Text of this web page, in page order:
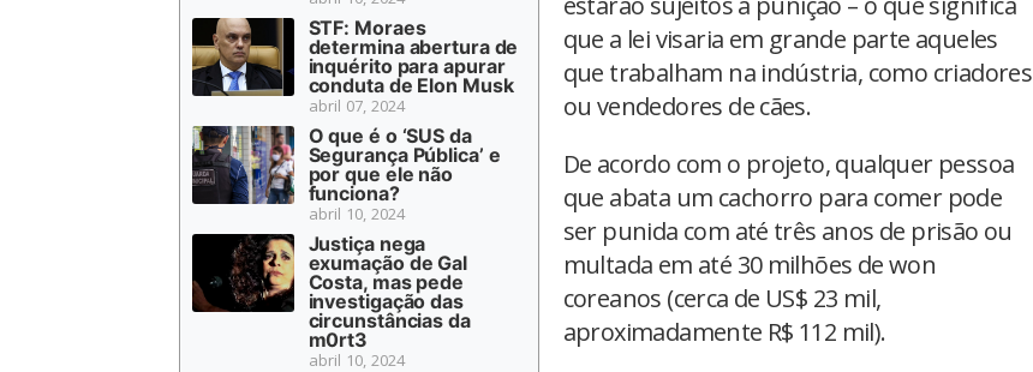
STF: Moraes
determina abertura de
inquérito para apurar
conduta de Elon Musk
abril 07, 2024
O que é o ‘SUS da
Segurança Pública’ e
por que ele não
funciona?
abril 10, 2024
Justiça nega
exumação de Gal
Costa, mas pede
investigação das
circunstâncias da
m0rt3
abril 10, 2024
que a lei visaria em grande parte aqueles
que trabalham na indústria, como criadores
ou vendedores de cães.
De acordo com o projeto, qualquer pessoa
que abata um cachorro para comer pode
ser punida com até três anos de prisão ou
multada em até 30 milhões de won
coreanos (cerca de US$ 23 mil,
aproximadamente R$ 112 mil).